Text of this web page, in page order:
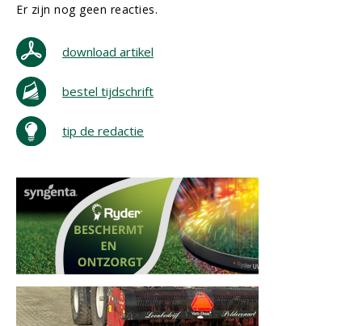
Er zijn nog geen reacties.
download artikel
bestel tijdschrift
tip de redactie